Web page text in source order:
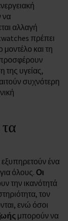
να
αλλαγή
πρέπει
μοντέλο και τη
υγείας,
συχνότερη
εξυπηρετούν ένα
όλους. Οι
την ικανότητά
τον
ενώ όσοι
μπορούν να